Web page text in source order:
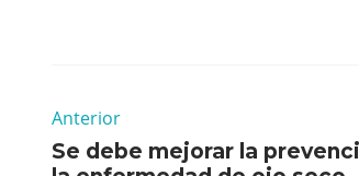
Anterior
Se debe mejorar la